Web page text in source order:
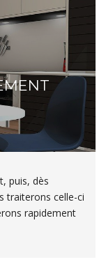
puis, dès
traiterons celle-ci
rapidement